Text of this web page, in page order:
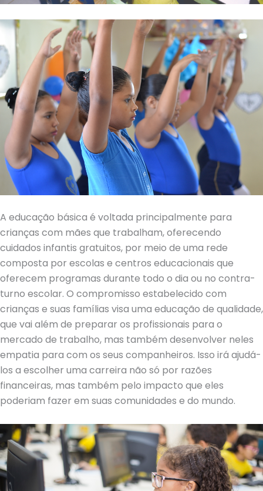
A educação básica é voltada principalmente para
crianças com mães que trabalham, oferecendo
cuidados infantis gratuitos, por meio de uma rede
composta por escolas e centros educacionais que
oferecem programas durante todo o dia ou no contra-
turno escolar. O compromisso estabelecido com
crianças e suas famílias visa uma educação de qualidade,
que vai além de preparar os profissionais para o
mercado de trabalho, mas também desenvolver neles
empatia para com os seus companheiros. Isso irá ajudá-
los a escolher uma carreira não só por razões
financeiras, mas também pelo impacto que eles
poderiam fazer em suas comunidades e do mundo.